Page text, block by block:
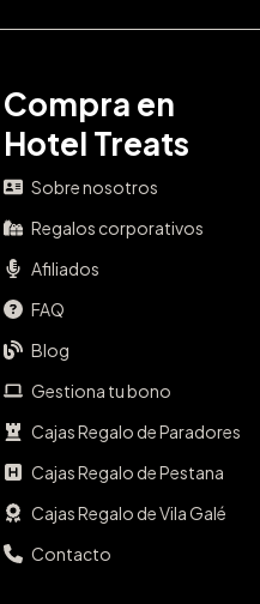
Compra en
Hotel Treats
Sobre nosotros
Regalos corporativos
Afiliados
FAQ
Blog
Gestiona tu bono
Cajas Regalo de Paradores
Cajas Regalo de Pestana
Cajas Regalo de Vila Galé
Contacto